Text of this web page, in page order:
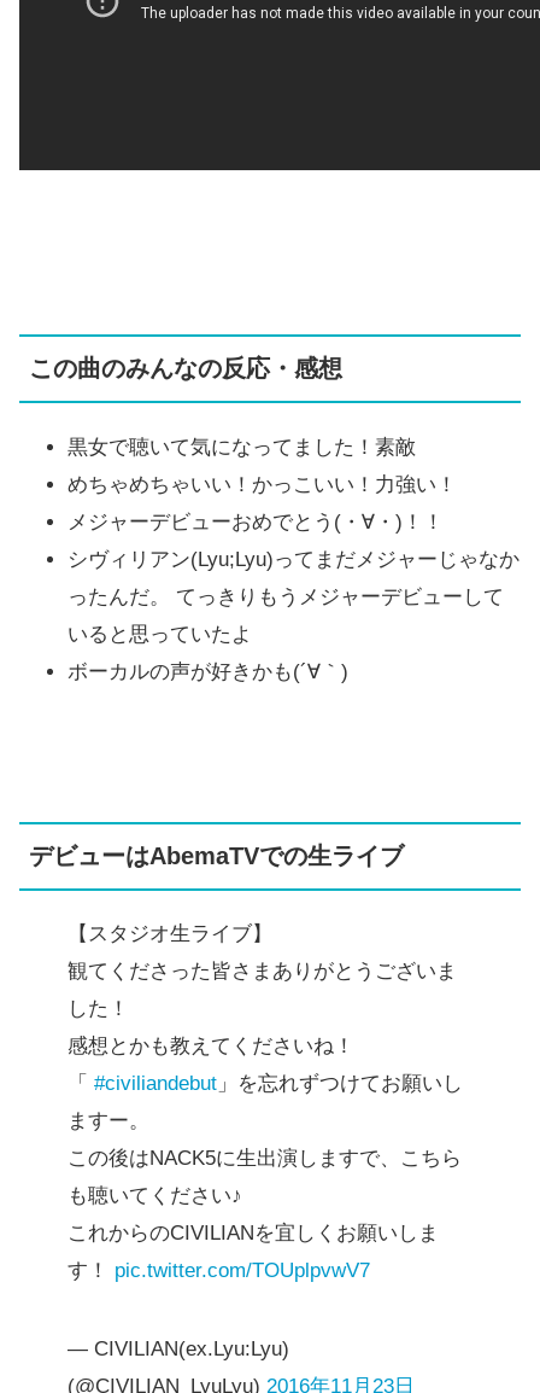
この曲のみんなの反応・感想
黒女で聴いて気になってました！素敵
めちゃめちゃいい！かっこいい！力強い！
メジャーデビューおめでとう(・∀・)！！
シヴィリアン(Lyu;Lyu)ってまだメジャーじゃなか
ったんだ。 てっきりもうメジャーデビューして
いると思っていたよ
ボーカルの声が好きかも(´∀｀)
デビューはAbemaTVでの生ライブ
【スタジオ生ライブ】
観てくださった皆さまありがとうございま
した！
感想とかも教えてくださいね！
「 #civiliandebut 」を忘れずつけてお願いし
ますー。
この後はNACK5に生出演しますで、こちら
も聴いてください♪
これからのCIVILIANを宜しくお願いしま
す！ pic.twitter.com/TOUplpvwV7
— CIVILIAN(ex.Lyu:Lyu)
(@CIVILIAN_LyuLyu) 2016年11月23日